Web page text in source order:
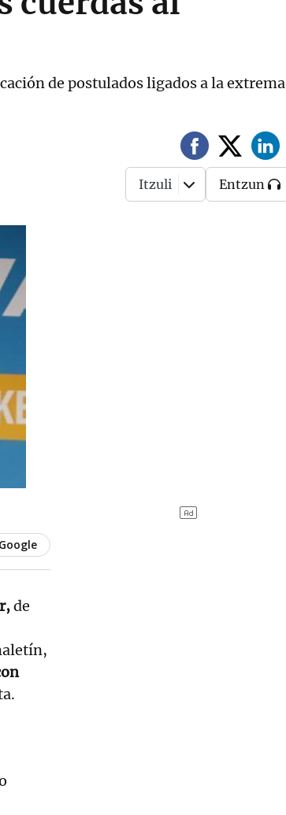
de postulados ligados a la extrema
Itzuli Entzun
de